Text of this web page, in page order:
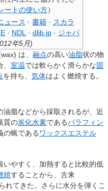
ートの使い方）
ュース · 書籍 · スカラ
· NDL · dlib.jp · ジャパ
年5月)
は、 融点の高い油脂状の物
室温では軟らかく滑らかな固
を持ち、 気体はよく燃焼する。
脂などから採取されるが、近
質の炭化水素であるパラフィン
の蝋であるワックスエステル
いやすく、加熱すると比較的低
焼することから、古来
れてきた。さらに水分を弾くこ